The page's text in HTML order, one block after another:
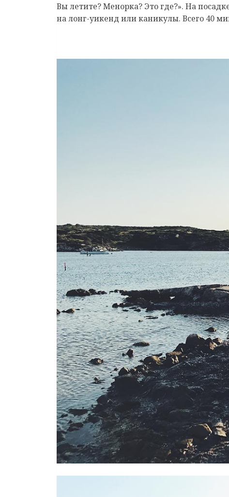
Вы летите? Менорка? Это где?». На
на лонг-уикенд или каникулы. Всего 40